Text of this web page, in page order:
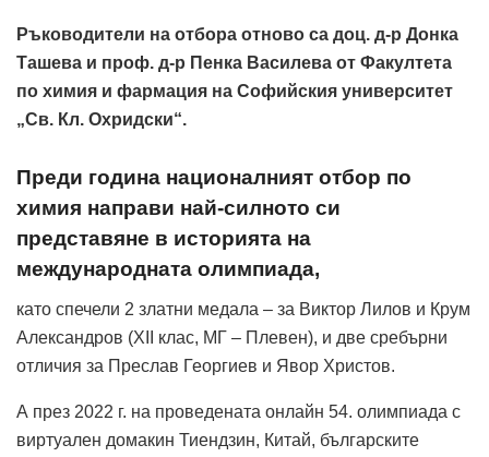
Ръководители на отбора отново са доц. д-р Донка
Ташева и проф. д-р Пенка Василева от Факултета
по химия и фармация на Софийския университет
„Св. Кл. Охридски“.
Преди година националният отбор по
химия направи най-силното си
представяне в историята на
международната олимпиада,
като спечели 2 златни медала – за Виктор Лилов и Крум
Александров (XII клас, МГ – Плевен), и две сребърни
отличия за Преслав Георгиев и Явор Христов.
А през 2022 г. на проведената онлайн 54. олимпиада с
виртуален домакин Тиендзин, Китай, българските